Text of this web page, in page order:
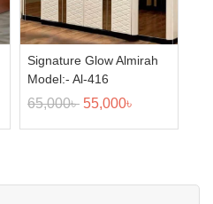
Signature Glow Almirah
Model:- Al-416
65,000৳ 55,000৳